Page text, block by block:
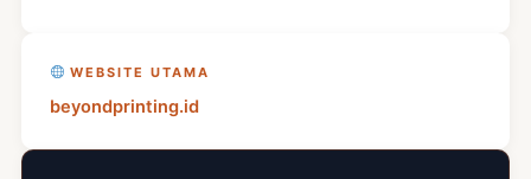
WEBSITE UTAMA
beyondprinting.id